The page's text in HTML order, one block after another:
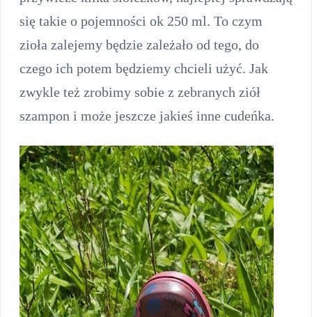
się takie o pojemności ok 250 ml. To czym
zioła zalejemy będzie zależało od tego, do
czego ich potem będziemy chcieli użyć. Jak
zwykle też zrobimy sobie z zebranych ziół
szampon i może jeszcze jakieś inne cudeńka.